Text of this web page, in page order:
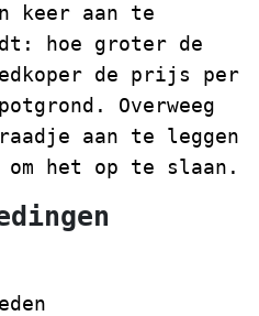
keer aan te
hoe groter de
de prijs per
Overweeg
aan te leggen
het op te slaan.